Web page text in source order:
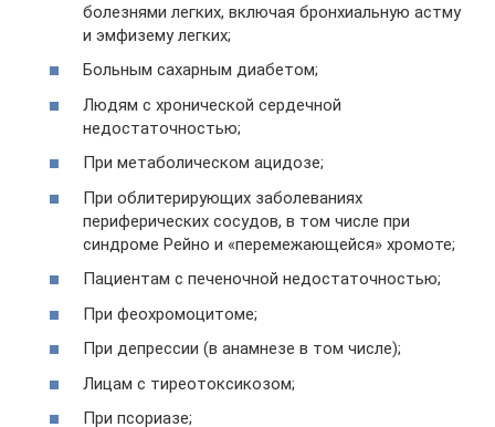
болезнями легких, включая бронхиальную астму
и эмфизему легких;
Больным сахарным диабетом;
Людям с хронической сердечной
недостаточностью;
При метаболическом ацидозе;
При облитерирующих заболеваниях
периферических сосудов, в том числе при
синдроме Рейно и «перемежающейся» хромоте;
Пациентам с печеночной недостаточностью;
При феохромоцитоме;
При депрессии (в анамнезе в том числе);
Лицам с тиреотоксикозом;
При псориазе;